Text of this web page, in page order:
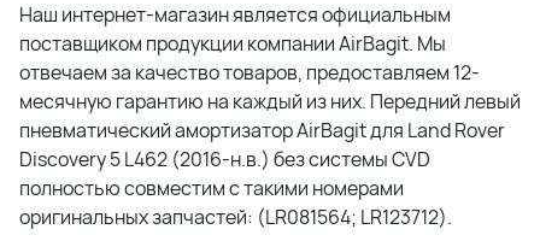
Наш интернет-магазин является официальным
поставщиком продукции компании AirBagit. Мы
отвечаем за качество товаров, предоставляем 12-
месячную гарантию на каждый из них. Передний левый
пневматический амортизатор AirBagit для Land Rover
Discovery 5 L462 (2016-н.в.) без системы CVD
полностью совместим с такими номерами
оригинальных запчастей: (LR081564; LR123712).